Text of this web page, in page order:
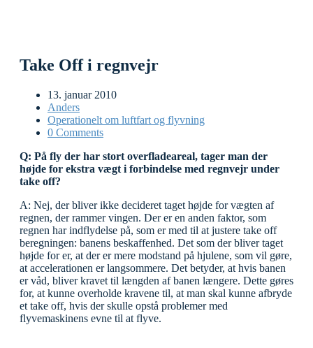
Take Off i regnvejr
13. januar 2010
Anders
Operationelt om luftfart og flyvning
0 Comments
Q: På fly der har stort overfladeareal, tager man der
højde for ekstra vægt i forbindelse med regnvejr under
take off?
A: Nej, der bliver ikke decideret taget højde for vægten af
regnen, der rammer vingen. Der er en anden faktor, som
regnen har indflydelse på, som er med til at justere take off
beregningen: banens beskaffenhed. Det som der bliver taget
højde for er, at der er mere modstand på hjulene, som vil gøre,
at accelerationen er langsommere. Det betyder, at hvis banen
er våd, bliver kravet til længden af banen længere. Dette gøres
for, at kunne overholde kravene til, at man skal kunne afbryde
et take off, hvis der skulle opstå problemer med
flyvemaskinens evne til at flyve.